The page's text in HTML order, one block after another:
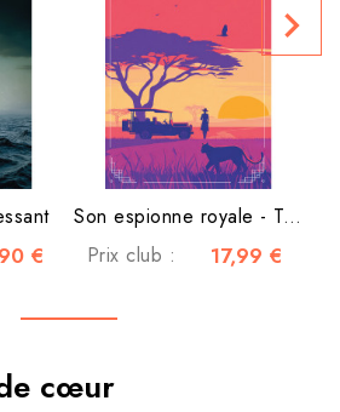
€
Son espionne royale - Tomes...
Prix club :
17,99 €
navigate_next
cœur